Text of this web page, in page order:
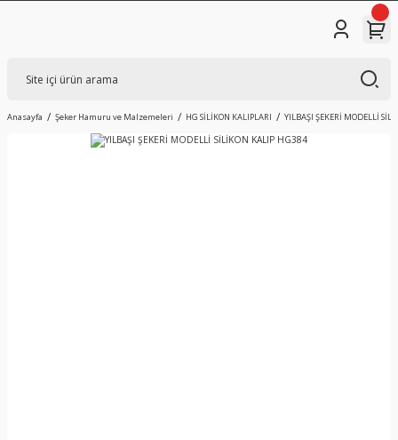
Anasayfa Şeker Hamuru ve Malzemeleri HG SİLİKON KALIPLARI YILBAŞI ŞEKERİ MODELLİ